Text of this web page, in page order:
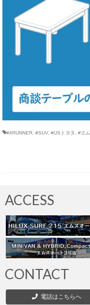
#4RUNNER #SUV, #USトヨタ #エ
ACCESS
CONTACT
電話はこちらへ